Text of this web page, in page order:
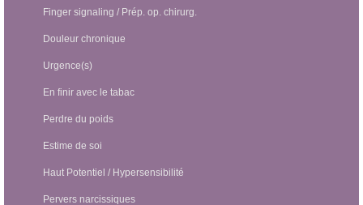
Finger signaling / Prép. op. chirurg.
Douleur chronique
Urgence(s)
En finir avec le tabac
Perdre du poids
Estime de soi
Haut Potentiel / Hypersensibilité
Pervers narcissiques